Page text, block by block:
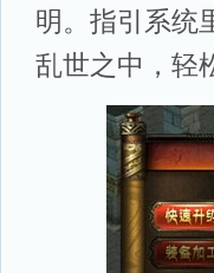
明。指引系统
乱世之中，轻